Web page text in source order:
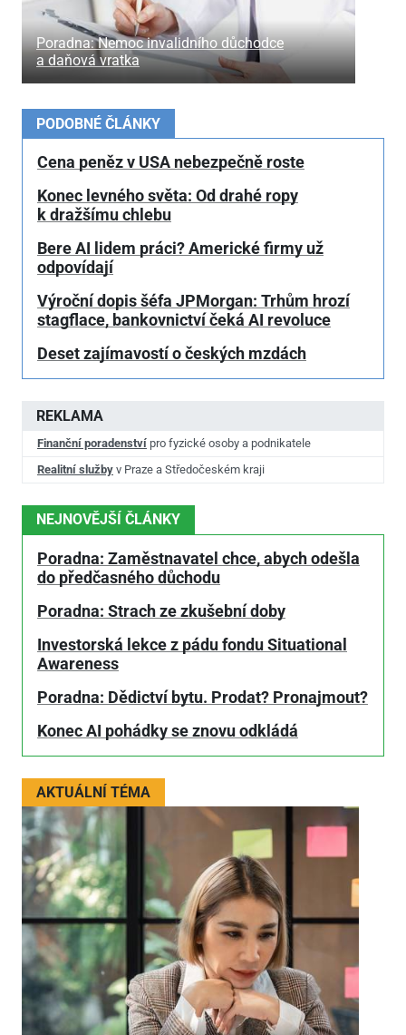
Poradna: Nemoc invalidního důchodce
a daňová vratka
REKLAMA
Finanční poradenství pro fyzické osoby a podnikatele
Realitní služby v Praze a Středočeském kraji
NEJNOVĚJŠÍ ČLÁNKY
Poradna: Zaměstnavatel chce, abych odešla
do předčasného důchodu
Poradna: Strach ze zkušební doby
Investorská lekce z pádu fondu Situational
Awareness
Poradna: Dědictví bytu. Prodat? Pronajmout?
Konec AI pohádky se znovu odkládá
AKTUÁLNÍ TÉMA
PODOBNÉ ČLÁNKY
Cena peněz v USA nebezpečně roste
Konec levného světa: Od drahé ropy
k dražšímu chlebu
Bere AI lidem práci? Americké firmy už
odpovídají
Výroční dopis šéfa JPMorgan: Trhům hrozí
stagflace, bankovnictví čeká AI revoluce
Deset zajímavostí o českých mzdách